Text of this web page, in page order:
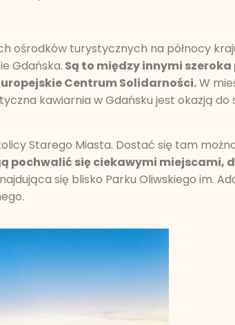
ośrodków turystycznych na północy
Gdańska. Są to między innymi
Centrum Solidarności.W
kawiarnia w Gdańsku jest okazją do
Starego Miasta. Dostać się tam
pochwalić się ciekawymi miejscami,
się blisko Parku Oliwskiego im.